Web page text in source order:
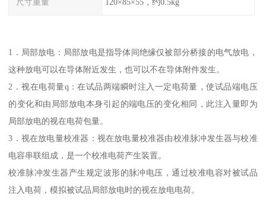
尺寸重量 120×85×55，约0.5kg
1．局部放电：局部放电是指导体间绝缘仅被部分桥接的电气放电，
这种放电可以在导体附近发生，也可以不在导体附件发生。
2．视在电荷量q：在试品两端瞬时注入一定电荷量，使试品端电压
的变化和由局部放电本身引起的端电压的变化相同，此注入量即为
局部放电的视在电荷包量。
3．视在放电量校准器：视在放电量校准器由校准脉冲发生器与校准
电容串联组成，是一个校准电荷产生装置。
校准脉冲发生器产生规定波形的脉冲电压，通过校准电容对被试品
注入电荷，模拟被试品局部放电时的视在放电电荷。